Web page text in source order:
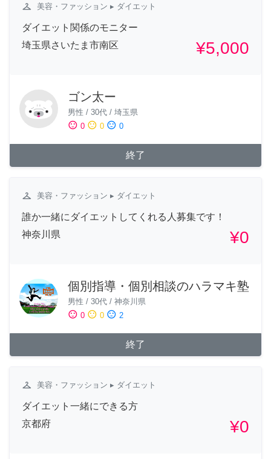
checkroom 美容・ファッション ▸ ダイエット
ダイエット関係のモニター
埼玉県さいたま市南区
¥5,000
ゴン太ー
男性 / 30代 / 埼玉県
sentiment_satisfied 0 sentiment_neutral 0 sentiment_dissatisfied 0
終了
checkroom 美容・ファッション ▸ ダイエット
誰か一緒にダイエットしてくれる人募集です！
神奈川県
¥0
個別指導・個別相談のハラマキ塾
男性 / 30代 / 神奈川県
sentiment_satisfied 0 sentiment_neutral 0 sentiment_dissatisfied 2
終了
checkroom 美容・ファッション ▸ ダイエット
ダイエット一緒にできる方
京都府
¥0